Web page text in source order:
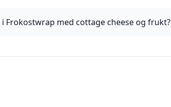
Frokostwrap med cottage cheese og frukt?